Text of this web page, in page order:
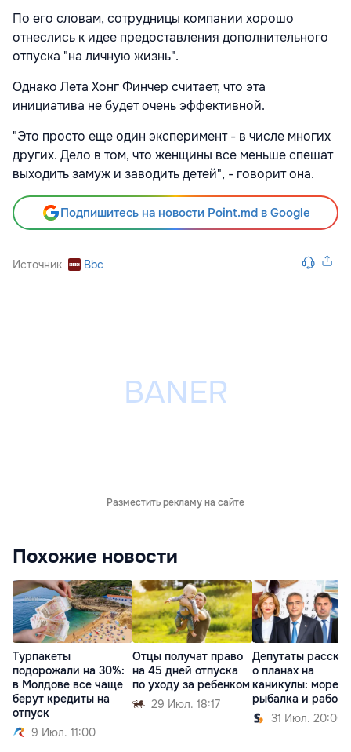
По его словам, сотрудницы компании хорошо
отнеслись к идее предоставления дополнительного
отпуска "на личную жизнь".
Однако Лета Хонг Финчер считает, что эта
инициатива не будет очень эффективной.
"Это просто еще один эксперимент - в числе многих
других. Дело в том, что женщины все меньше спешат
выходить замуж и заводить детей", - говорит она.
Подпишитесь на новости Point.md в Google
Источник Bbc
Разместить рекламу на сайте
Похожие новости
Турпакеты
подорожали на 30%:
в Молдове все чаще
берут кредиты на
отпуск
9 Июл. 11:00
Отцы получат право
на 45 дней отпуска
по уходу за ребенком
29 Июл. 18:17
Депутаты
о планах на
каникулы: море,
рыбалка и работа
31 Июл. 20:00